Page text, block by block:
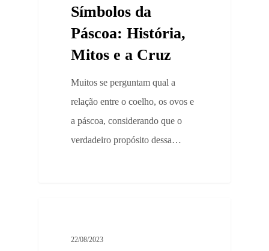
Símbolos da
Páscoa: História,
Mitos e a Cruz
Muitos se perguntam qual a
relação entre o coelho, os ovos e
a páscoa, considerando que o
verdadeiro propósito dessa…
22/08/2023